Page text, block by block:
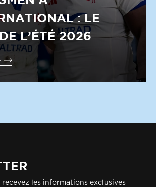
: LE
L’ÉTÉ 2026
recevez les informations exclusives